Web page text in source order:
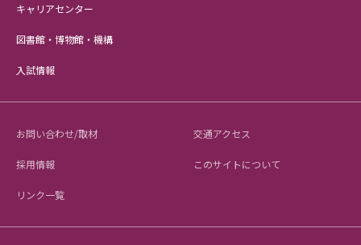
キャリアセンター
図書館・博物館・機構
入試情報
お問い合わせ/取材 交通アクセス
採用情報 このサイトについて
リンク一覧